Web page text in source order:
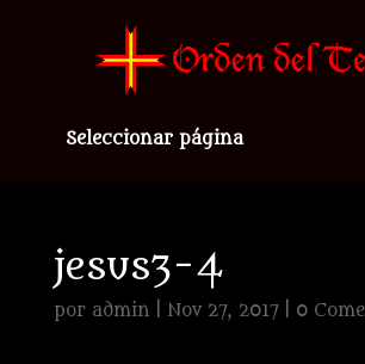
Seleccionar página
jesus3-4
por admin Nov 27, 2017| 0